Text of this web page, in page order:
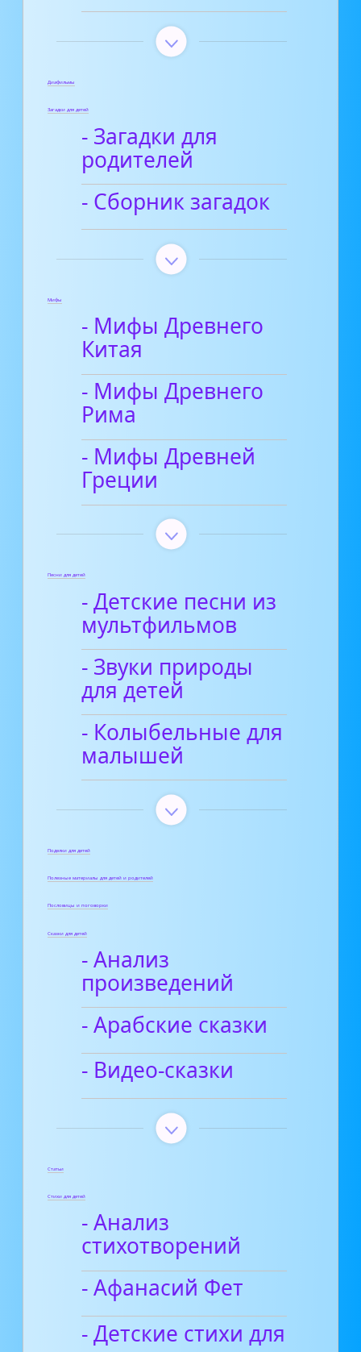
Диафильмы
Загадки для детей
- Загадки для
родителей
- Сборник загадок
Мифы
- Мифы Древнего
Китая
- Мифы Древнего
Рима
- Мифы Древней
Греции
Песни для детей
- Детские песни из
мультфильмов
- Звуки природы
для детей
- Колыбельные для
малышей
Поделки для детей
Полезные материалы для детей и родителей
Пословицы и поговорки
Сказки для детей
- Анализ
произведений
- Арабские сказки
- Видео-сказки
Статьи
Стихи для детей
- Анализ
стихотворений
- Афанасий Фет
- Детские стихи для